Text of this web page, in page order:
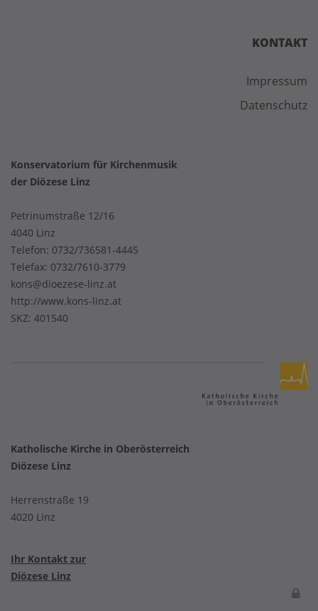
KONTAKT
Impressum
Datenschutz
Konservatorium für Kirchenmusik
der Diözese Linz
Petrinumstraße 12/16
4040 Linz
Telefon: 0732/736581-4445
Telefax: 0732/7610-3779
kons@dioezese-linz.at
http://www.kons-linz.at
SKZ: 401540
Katholische Kirche in Oberösterreich
Diözese Linz
Herrenstraße 19
4020 Linz
Ihr Kontakt zur
Diözese Linz